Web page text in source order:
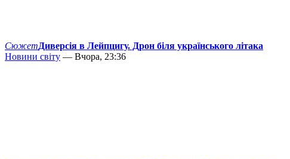
СюжетДиверсія в Лейпцигу. Дрон біля українського літака
Новини світу — Вчора, 23:36